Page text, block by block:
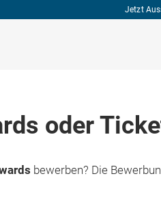
Jetzt
oder
bewerben? Die